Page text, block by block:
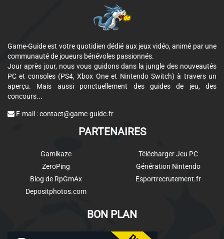
Game-Guide est votre quotidien dédié aux jeux vidéo, animé par une
communauté de joueurs bénévoles passionnés.
Jour après jour, nous vous guidons dans la jungle des nouveautés
PC et consoles (PS4, Xbox One et Nintendo Switch) à travers un
aperçu. Mais aussi ponctuellement des guides de jeu, des
concours...
E-mail :contact@game-guide.fr
PARTENAIRES
Gamikaze
ZeroPing
Blog de RpGmAx
Depositphotos.com
Télécharger Jeu PC
Génération Nintendo
Esportrecrutement.fr
BON PLAN